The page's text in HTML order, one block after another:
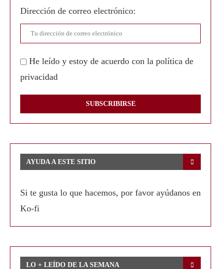
Dirección de correo electrónico:
He leído y estoy de acuerdo con la política de
privacidad
AYUDA A ESTE SITIO
Si te gusta lo que hacemos, por favor ayúdanos en
Ko-fi
LO + LEÍDO DE LA SEMANA